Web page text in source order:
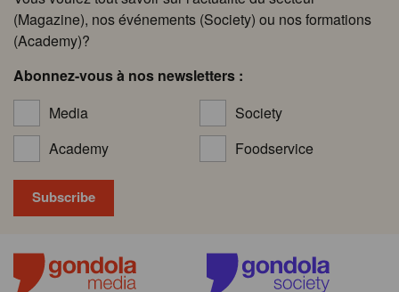
(Magazine), nos événements (Society) ou nos formations
(Academy)?
Abonnez-vous à nos newsletters :
Media
Society
Academy
Foodservice